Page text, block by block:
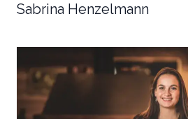
Sabrina Henzelmann